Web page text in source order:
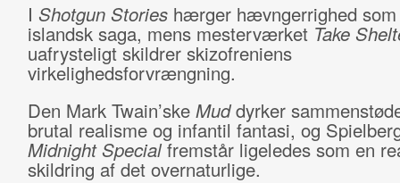
I Shotgun Stories hærger hævngerrighed
islandsk saga, mens mesterværket Take
uafrysteligt skildrer skizofreniens
virkelighedsforvrængning.
Den Mark Twain’ske Muddyrker
brutal realisme og infantil fantasi, og
Midnight Specialfremstår ligeledes som en
skildring af det overnaturlige.